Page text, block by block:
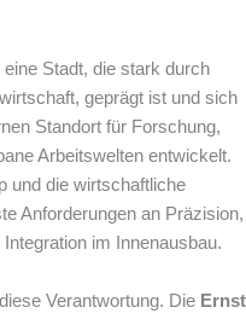
eine Stadt, die stark durch
geprägt ist und sich
Standort für Forschung,
Arbeitswelten entwickelt.
und die wirtschaftliche
Anforderungen an Präzision,
im Innenausbau.
Verantwortung. Die Ernst